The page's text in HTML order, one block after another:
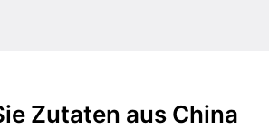
Zutaten aus China